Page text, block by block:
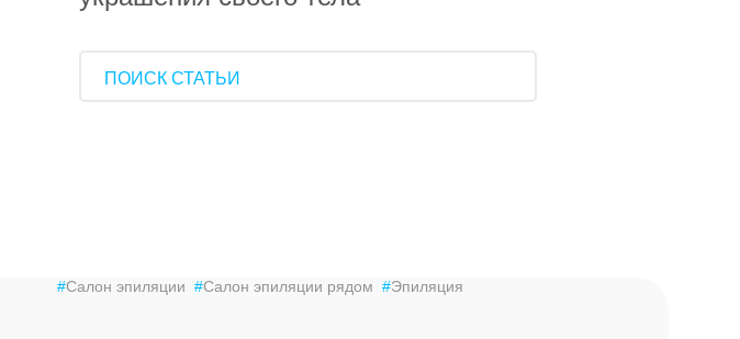
#Салон эпиляции #Салон эпиляции рядом #Эпиляция